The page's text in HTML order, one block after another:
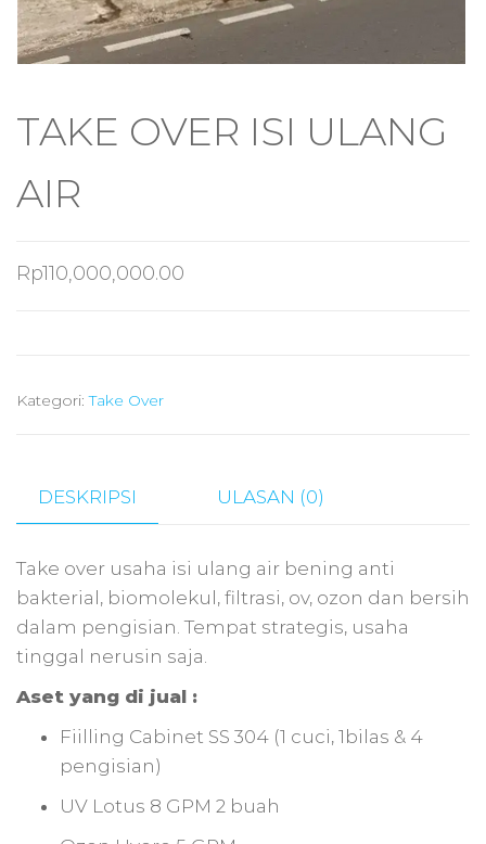
TAKE OVER ISI ULANG
AIR
Rp110,000,000.00
Kategori:Take Over
DESKRIPSI ULASAN (0)
Take over usaha isi ulang air bening anti
bakterial, biomolekul, filtrasi, ov, ozon dan bersih
dalam pengisian. Tempat strategis, usaha
tinggal nerusin saja.
Aset yang di jual :
Fiilling Cabinet SS 304 (1 cuci, 1bilas & 4
pengisian)
UV Lotus 8 GPM 2 buah